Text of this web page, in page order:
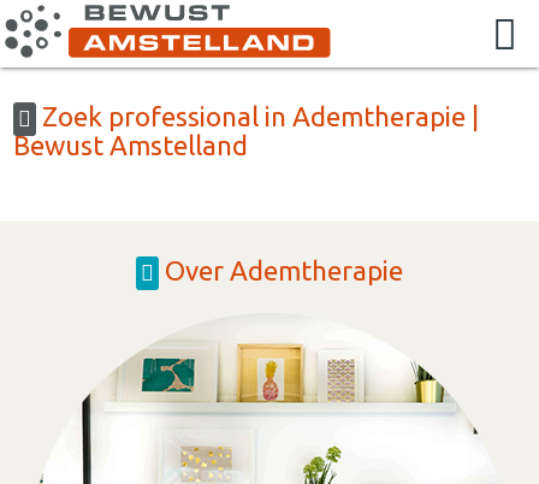
Zoek professional in Ademtherapie |
Bewust Amstelland
Over Ademtherapie